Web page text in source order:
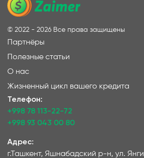
© 2022 - 2026 Все права защищены
Партнёры
Полезные статьи
О нас
Жизненный цикл вашего кредита
Телефон:
+998 78 113-22-72
+998 93 043 00 80
Адрес:
г.Ташкент, Яшнабадский р-н, ул.